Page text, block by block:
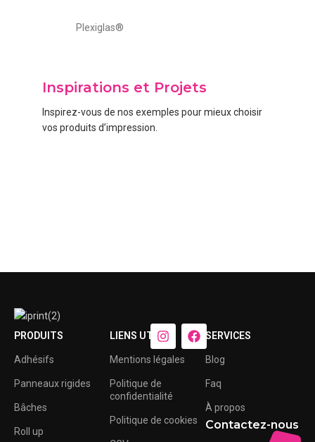
Plexiglas®
Inspirations et Projets
Inspirez-vous de nos exemples pour mieux choisir
vos produits d’impression.
PRODUITS
Adhésifs
Panneaux rigides
Bâches
Roll up
LIENS UTILES
Mentions légales
Politique de
confidentialité
Politique de cookies
SERVICES
Blog
Faq
À propos
Contactez-nous